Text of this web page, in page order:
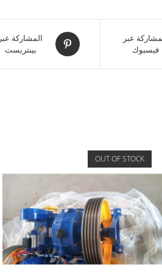
عبر
فيسبوك
المشاركة عبر
بينتريست
OUT OF STOCK